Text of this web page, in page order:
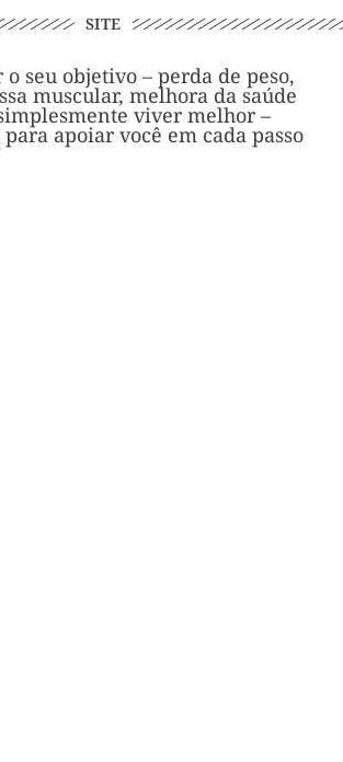
SITE
seu objetivo – perda de peso,
muscular, melhora da saúde
viver melhor –
apoiar você em cada passo